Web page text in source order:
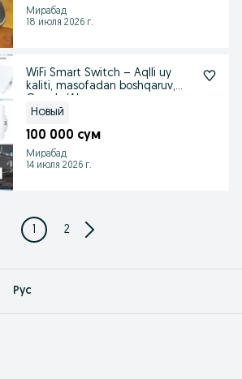
Мирабад
18 июля 2026 г.
WiFi Smart Switch – Aqlli uy
kaliti, masofadan boshqaruv,
Новый
100 000 сум
Мирабад
14 июля 2026 г.
1 2
Рус